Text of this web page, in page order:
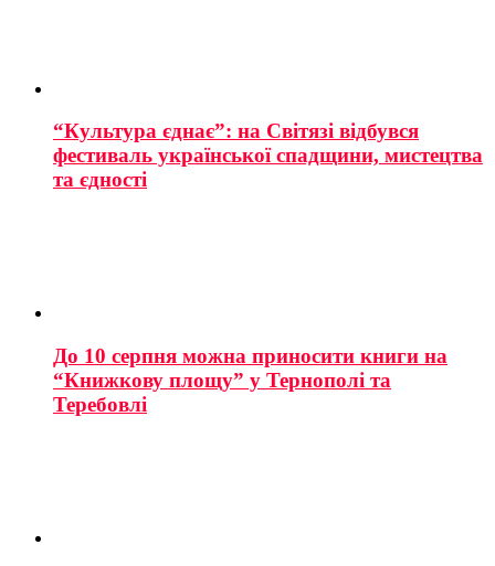
“Культура єднає”: на Світязі відбувся
фестиваль української спадщини, мистецтва
та єдності
До 10 серпня можна приносити книги на
“Книжкову площу” у Тернополі та
Теребовлі